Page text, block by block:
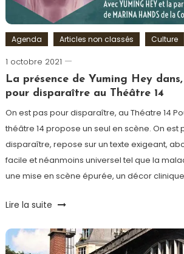
Agenda Articles non classés Culture
1 octobre 2021
Cédric
Cilia
La présence de Yuming Hey
pour disparaître au Théâtre 14
On est pas pour disparaître, au Théatre 14
théâtre 14 propose un seul en scène. On est
disparaître, repose sur un texte exigeant,
facile et néanmoins universel tel que la
une mise en scène épurée, un décor
Lire la suite